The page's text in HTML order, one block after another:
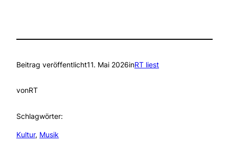
Beitrag veröffentlicht11. Mai 2026inRT liest
vonRT
Schlagwörter:
Kultur, Musik